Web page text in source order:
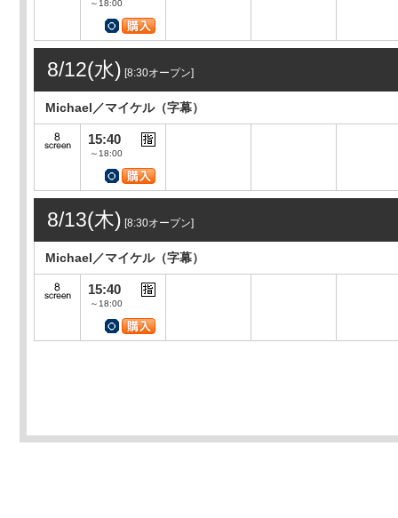
～18:00
8/12(水) [8:30オープン]
Michael／マイケル（字幕）
15:40
～18:00
8/13(木) [8:30オープン]
Michael／マイケル（字幕）
15:40
～18:00